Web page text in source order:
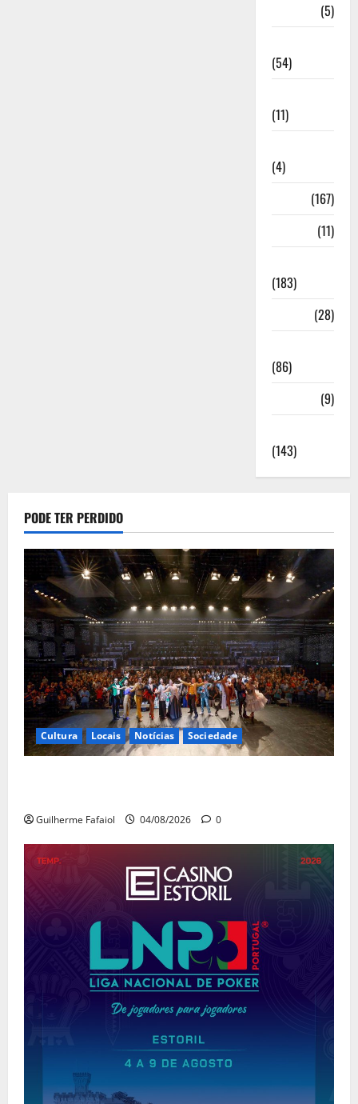
(5)
(54)
(11)
(4)
(167)
(11)
(183)
(28)
(86)
(9)
(143)
PODE TER PERDIDO
Cultura Locais Notícias Sociedade
Guilherme Fafaiol 04/08/2026 0